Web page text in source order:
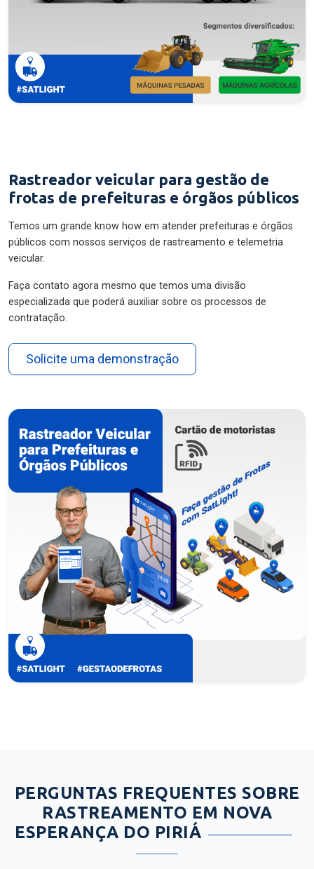
Rastreador veicular para gestão de
frotas de prefeituras e órgãos públicos
Temos um grande know how em atender prefeituras e órgãos
públicos com nossos serviços de rastreamento e telemetria
veicular.
Faça contato agora mesmo que temos uma divisão
especializada que poderá auxiliar sobre os processos de
contratação.
Solicite uma demonstração
PERGUNTAS FREQUENTES SOBRE
RASTREAMENTO EM NOVA
ESPERANÇA DO PIRIÁ